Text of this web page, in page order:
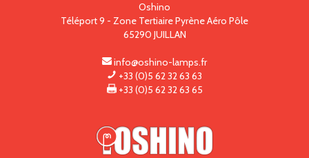
Oshino
Téléport 9 - Zone Tertiaire Pyrène Aéro Pôle
65290 JUILLAN
info@oshino-lamps.fr
+33 (0)5 62 32 63 63
+33 (0)5 62 32 63 65